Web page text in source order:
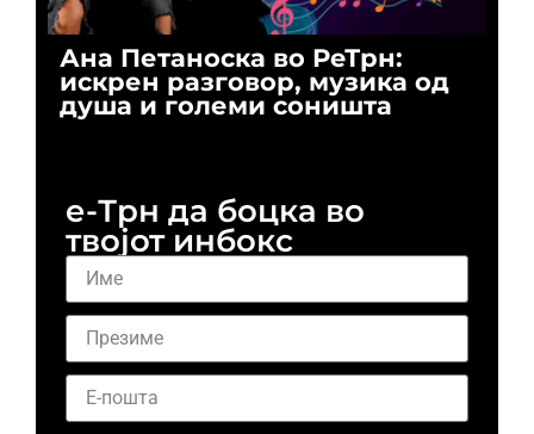
Ана Петаноска во РеТрн:
искрен разговор, музика од
душа и големи соништа
е-Трн да боцка во
твојот инбокс